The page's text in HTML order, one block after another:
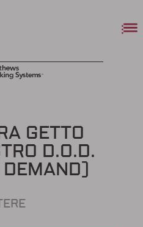
GETTO
D.O.D.